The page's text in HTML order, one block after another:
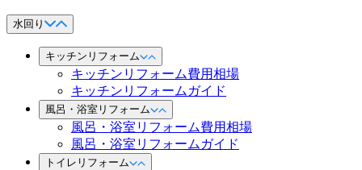
水回り
キッチンリフォーム
キッチンリフォーム費用相場
キッチンリフォームガイド
風呂・浴室リフォーム
風呂・浴室リフォーム費用相場
風呂・浴室リフォームガイド
トイレリフォーム